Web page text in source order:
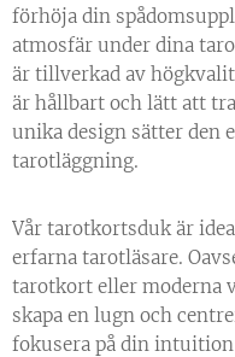
förhöja din
atmosfär under dina
är tillverkad av
är hållbart och lätt att
unika design sätter den
tarotläggning.
Vår tarotkortsduk är
erfarna tarotläsare.
tarotkort eller moderna
skapa en lugn och
fokusera på din